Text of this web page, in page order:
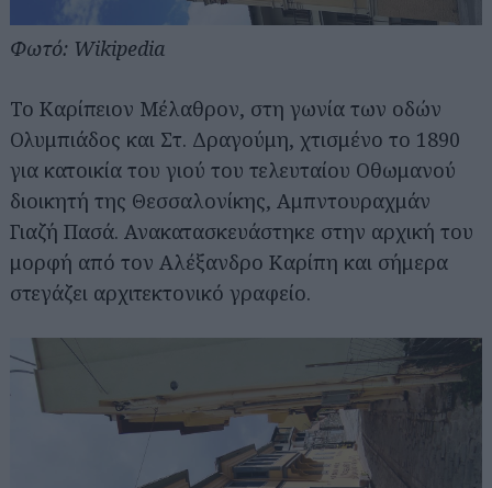
Φωτό: Wikipedia
Το Καρίπειον Μέλαθρον, στη γωνία των οδών
Ολυμπιάδος και Στ. Δραγούμη, χτισμένο το 1890
για κατοικία του γιού του τελευταίου Οθωμανού
διοικητή της Θεσσαλονίκης, Αμπντουραχμάν
Γιαζή Πασά. Ανακατασκευάστηκε στην αρχική του
μορφή από τον Αλέξανδρο Καρίπη και σήμερα
στεγάζει αρχιτεκτονικό γραφείο.